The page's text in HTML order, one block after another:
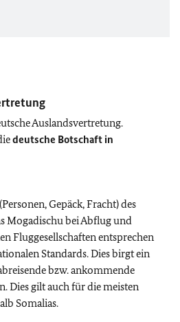
Auslandsvertretung.
deutsche Botschaft in
Gepäck, Fracht) des
Mogadischu bei Abflug und
Fluggesellschaften entsprechen
Standards. Dies birgt ein
bzw. ankommende
Dies gilt auch für die meisten
Somalias.